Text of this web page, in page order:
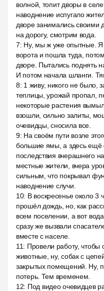
волной, топит дворы в
наводнение испугало
дворе занимались
на дорогу, смотрим вода.
7: Ну, мы ж уже опытные. Я
ворота и пошла туда,
дворе. Пытались поднять
И потом начала шланги.
8: 1 живу, никого не было,
теплицы, урожай пропал,
некоторые растения
взошли, сильно залиты,
очевидцы, сносила все.
9: На своём пути возле
большие ямы, а здесь ещё
последствия вчерашнего
местные жители, вчера
сильным, что покрывал
наводнение случи.
10: В воскресенье около 3
прошёл дождь, но, как
всем поселении, а вот
сразу же вызвали
вместе с населе.
11: Провели работу, чтобы
животные, ну, собак с
закрытых помещений. Ну,
потерь. Тем временем.
12: Под видео очевидцев